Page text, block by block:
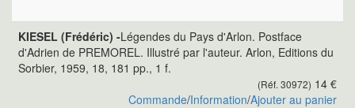
KIESEL (Frédéric) -Légendes du Pays d'Arlon. Postface
d'Adrien de PREMOREL. Illustré par l'auteur. Arlon, Editions du
Sorbier, 1959, 18, 181 pp., 1 f.
(Réf. 30972) 14 €
Commande/Information/Ajouter au panier